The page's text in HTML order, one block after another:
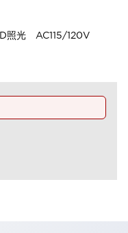
照光 AC115/120V